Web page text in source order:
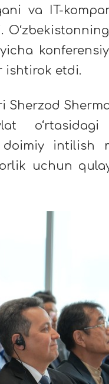
va IT-
ishtirok etdi.
Sherzod
o‘rtasidagi
intilish
uchun